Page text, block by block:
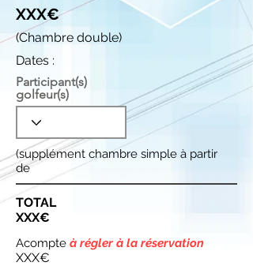
XXX€
(Chambre double)
Dates :
Participant(s)
golfeur(s)
(supplément chambre simple à partir
de
TOTAL
XXX€
Acompte à régler à la réservation
XXX€